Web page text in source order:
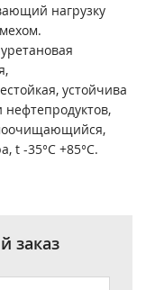
нагрузку
устойчива
t -35°С +85°С.
заказ